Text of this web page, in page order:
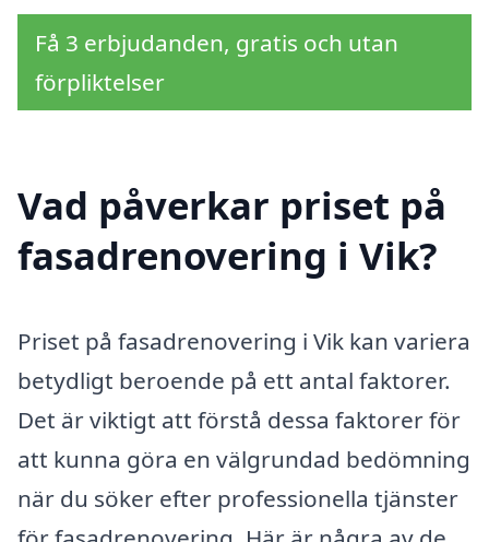
Få 3 erbjudanden, gratis och utan
förpliktelser
Vad påverkar priset på
fasadrenovering i Vik?
Priset på fasadrenovering i Vik kan variera
betydligt beroende på ett antal faktorer.
Det är viktigt att förstå dessa faktorer för
att kunna göra en välgrundad bedömning
när du söker efter professionella tjänster